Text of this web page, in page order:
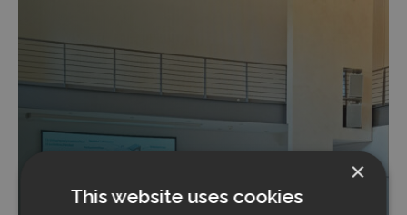
×
This website uses cookies